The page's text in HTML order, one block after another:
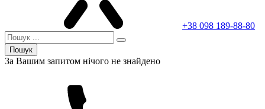
+38 098 189-88-80
Пошук
За Вашим запитом нічого не знайдено